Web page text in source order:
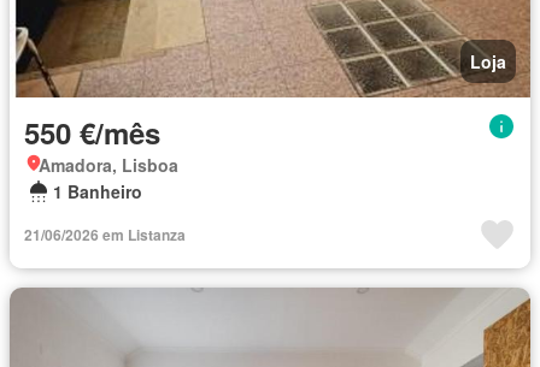
Loja
550 €/mês
Amadora, Lisboa
1 Banheiro
21/06/2026 em Listanza